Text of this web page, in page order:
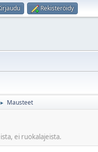
Rekisteröidy
► Mausteet
ei ruokalajeista.